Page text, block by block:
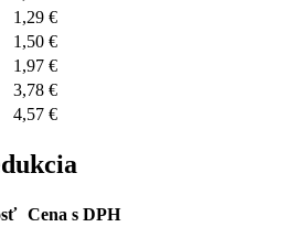
1,29 €
1,50 €
1,97 €
3,78 €
4,57 €
Cena s DPH